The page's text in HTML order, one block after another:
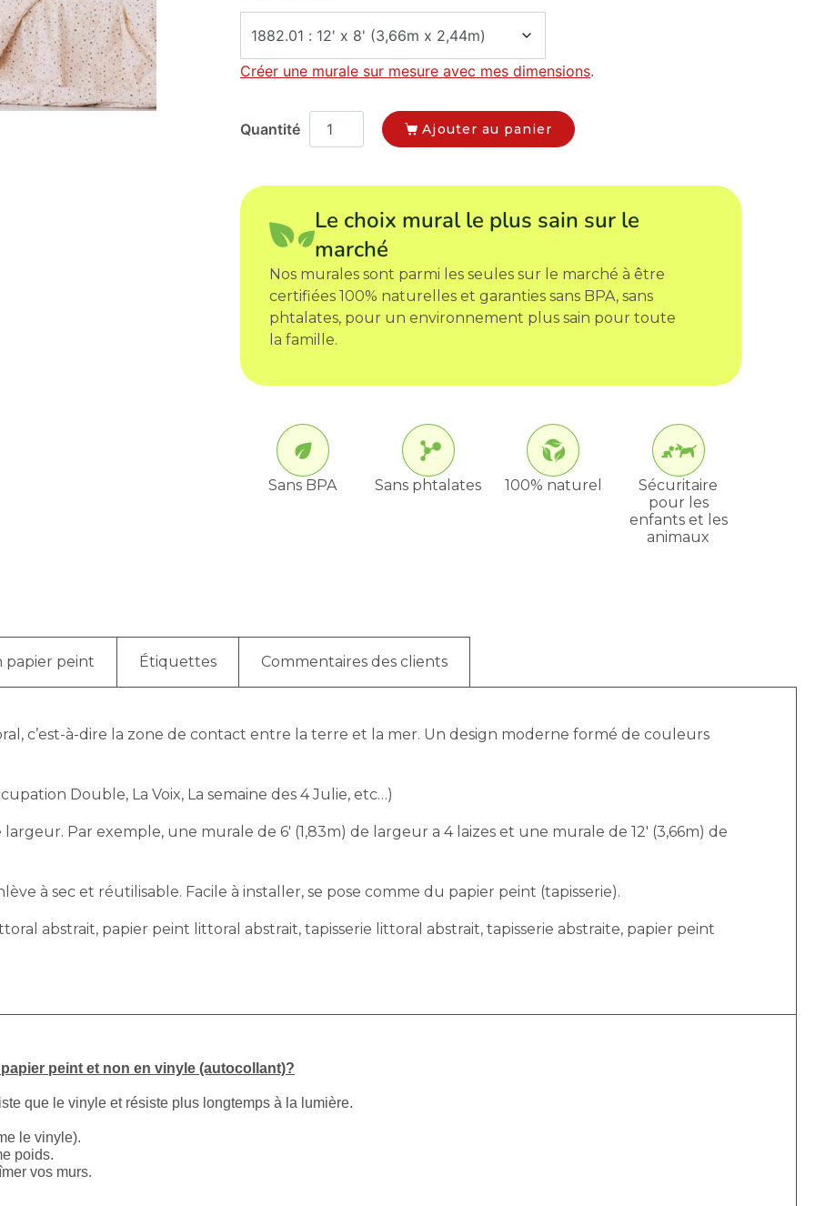
Créer une murale sur mesure avec mes dimensions.
Ajouter au panier
Le choix mural le plus sain sur le
marché
Nos murales sont parmi les seules sur le marché à être
certifiées 100% naturelles et garanties sans BPA, sans
phtalates, pour un environnement plus sain pour toute
la famille.
Sans BPA Sans phtalates 100% naturel
Sécuritaire
pour les
enfants et les
animaux
papier peint Étiquettes Commentaires des clients
c’est-à-dire la zone de contact entre la terre et la mer. Un design moderne formé de couleurs
Double, La Voix, La semaine des 4 Julie, etc…)
Par exemple, une murale de 6′ (1,83m) de largeur a 4 laizes et une murale de 12′ (3,66m) de
à sec et réutilisable. Facile à installer, se pose comme du papier peint (tapisserie).
abstrait, papier peint littoral abstrait, tapisserie littoral abstrait, tapisserie abstraite, papier peint
peint et non en vinyle (autocollant)?
que le vinyle et résiste plus longtemps à la lumière.
le vinyle).
poids.
vos murs.